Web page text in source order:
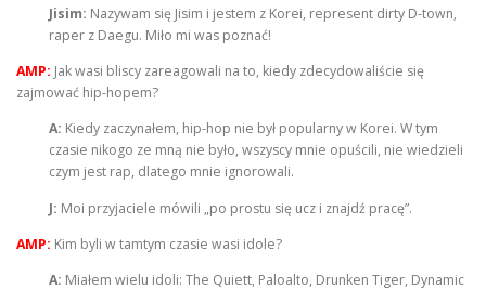
Jisim: Nazywam się Jisim i jestem z Korei, represent dirty D-town,
raper z Daegu. Miło mi was poznać!
AMP: Jak wasi bliscy zareagowali na to, kiedy zdecydowaliście się
zajmować hip-hopem?
A: Kiedy zaczynałem, hip-hop nie był popularny w Korei. W tym
czasie nikogo ze mną nie było, wszyscy mnie opuścili, nie wiedzieli
czym jest rap, dlatego mnie ignorowali.
J: Moi przyjaciele mówili „po prostu się ucz i znajdź pracę”.
AMP: Kim byli w tamtym czasie wasi idole?
A: Miałem wielu idoli: The Quiett, Paloalto, Drunken Tiger, Dynamic